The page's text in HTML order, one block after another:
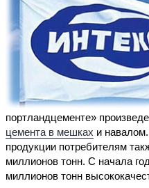
портландцементе»
цемента в мешках и
продукции потребителям
миллионов тонн. С начала
миллионов тонн